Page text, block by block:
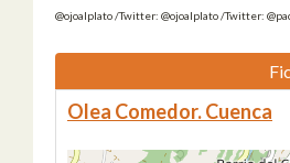
@ojoalplato /Twitter: @ojoalplato /Twitter:
Olea Comedor. Cuenca